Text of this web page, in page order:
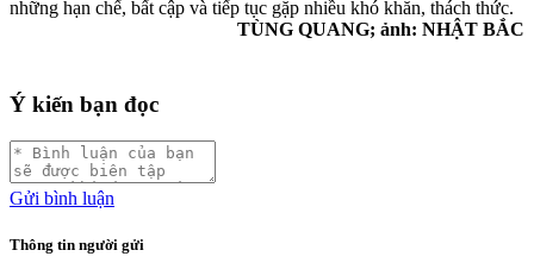
những hạn chế, bất cập và tiếp tục gặp nhiều khó khăn, thách thức.
TÙNG QUANG; ảnh: NHẬT BẮC
Ý kiến bạn đọc
Gửi bình luận
Thông tin người gửi